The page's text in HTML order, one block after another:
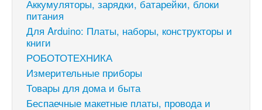
Аккумуляторы, зарядки, батарейки, блоки
питания
Для Arduino: Платы, наборы, конструкторы и
книги
РОБОТОТЕХНИКА
Измерительные приборы
Товары для дома и быта
Беспаечные макетные платы, провода и